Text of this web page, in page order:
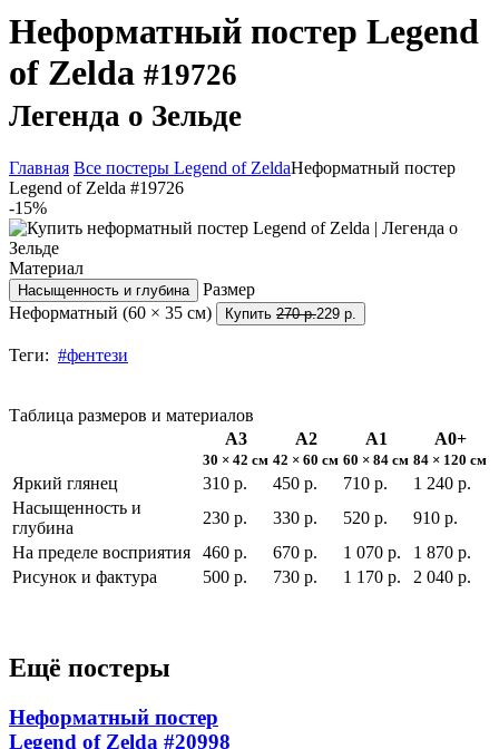
Неформатный постер Legend
of Zelda #19726
Легенда о Зельде
Главная Все постеры Legend of ZeldaНеформатный постер
Legend of Zelda #19726
-15%
Материал
Насыщенность и глубина
Размер
Неформатный (60 × 35 см)
Купить 270 р.229 р.
Теги: #фентези
Таблица размеров и материалов
А3
30 × 42 см
А2
42 × 60 см
А1
60 × 84 см
А0+
84 × 120 см
Яркий глянец 310 р. 450 р. 710 р.
1 240 р.
Насыщенность и
глубина
230 р. 330 р. 520 р.
910 р.
На пределе восприятия
460 р. 670 р. 1 070 р.
1 870 р.
Рисунок и фактура
500 р. 730 р. 1 170 р. 2 040 р.
Ещё постеры
Неформатный постер
Legend of Zelda #20998